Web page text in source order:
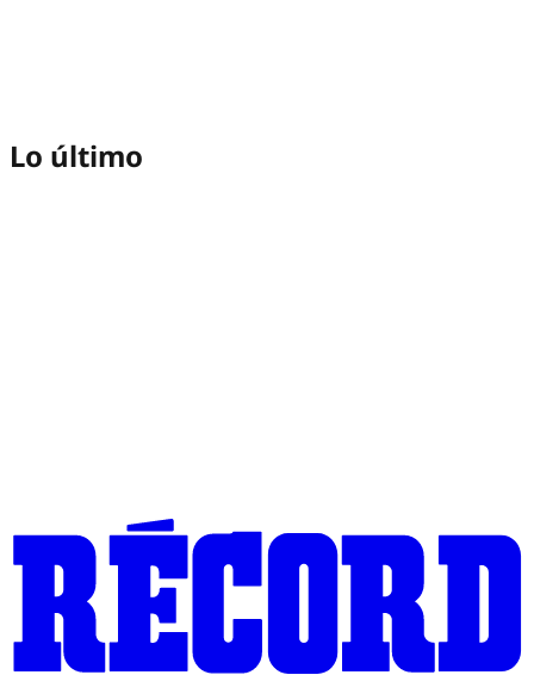
Lo último